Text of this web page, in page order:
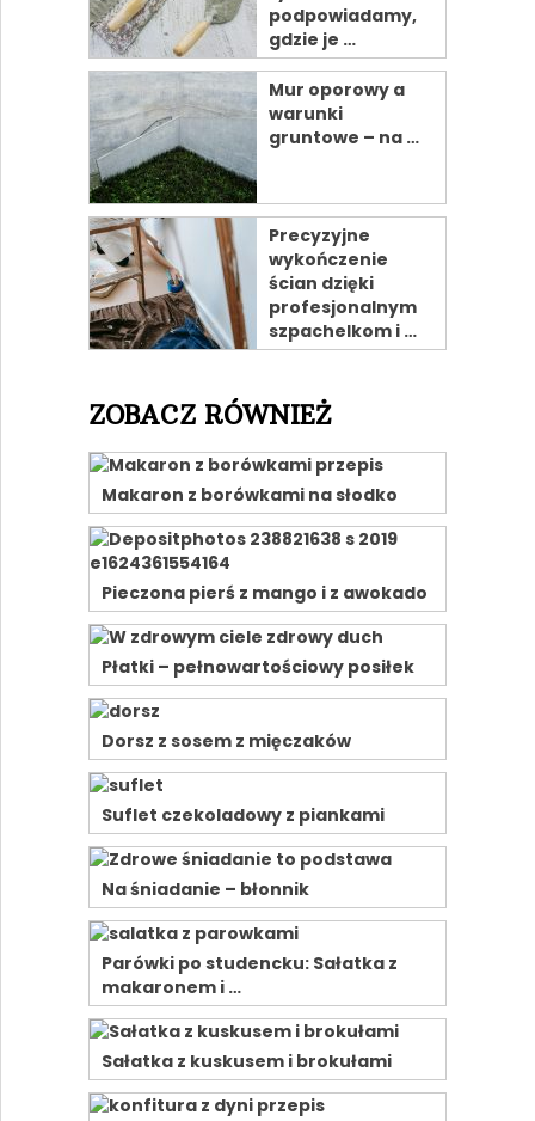
podpowiadamy,
gdzie je …
Mur oporowy a
warunki
gruntowe – na …
Precyzyjne
wykończenie
ścian dzięki
profesjonalnym
szpachelkom i …
ZOBACZ RÓWNIEŻ
Makaron z borówkami na słodko
Pieczona pierś z mango i z awokado
Płatki – pełnowartościowy posiłek
Dorsz z sosem z mięczaków
Suflet czekoladowy z piankami
Na śniadanie – błonnik
Parówki po studencku: Sałatka z
makaronem i …
Sałatka z kuskusem i brokułami